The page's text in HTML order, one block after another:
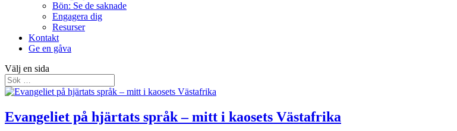
Bön: Se de saknade
Engagera dig
Resurser
Kontakt
Ge en gåva
Välj en sida
Evangeliet på hjärtats språk – mitt i kaosets Västafrika